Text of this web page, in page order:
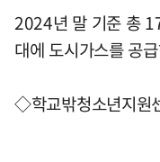
2024년 말 기준 총
대에 도시가스를 공
◇학교밖청소년지원